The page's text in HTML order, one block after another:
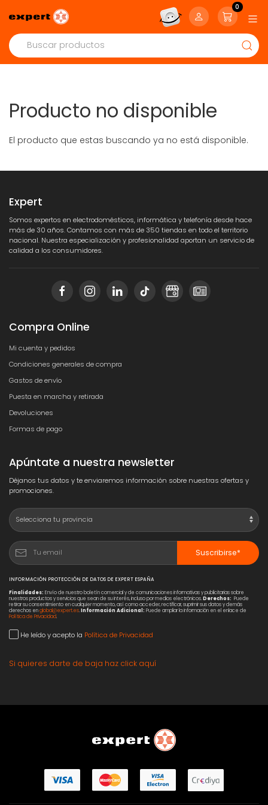
0
Producto no disponible
El producto que estas buscando ya no está disponible.
Expert
Somos expertos en electrodomésticos, informática y telefonía desde hace
más de 30 años. Contamos con más de 350 tiendas en todo el territorio
nacional. Nuestra especialización y profesionalidad aportan un servicio de
calidad a los consumidores.
Compra Online
Mi cuenta y pedidos
Condiciones generales de compra
Gastos de envío
Puesta en marcha y retirada
Devoluciones
Formas de pago
Apúntate a nuestra newsletter
Déjanos tus datos y te enviaremos información sobre nuestras ofertas y
promociones.
Suscribirse*
INFORMACIÓN PROTECCIÓN DE DATOS DE EXPERT ESPAÑA
Finalidades: Envío de nuestro boletín comercial y de comunicaciones informativas y publicitarias sobre
nuestros productos y servicios que sean de su interés, incluso por medios electrónicos.Derechos: Puede
retirar su consentimiento en cualquier momento, así como acceder, rectificar, suprimir sus datos y demás
derechos englobal@expert.es.Información Adicional: Puede ampliar la información en el enlace de
Política de Privacidad.
He leído y acepto la Política de Privacidad
Si quieres darte de baja haz click aquí